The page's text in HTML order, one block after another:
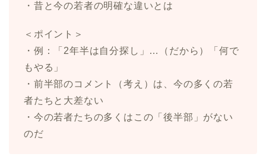
・昔と今の若者の明確な違いとは
＜ポイント＞
・例：「2年半は自分探し」…（だから）「何で
もやる」
・前半部のコメント（考え）は、今の多くの若
者たちと大差ない
・今の若者たちの多くはこの「後半部」がない
のだ